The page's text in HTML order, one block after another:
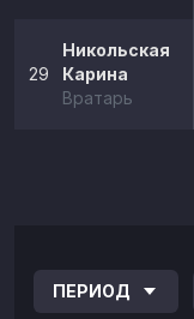
29
Никольская
Карина
Вратарь
ПЕРИОД